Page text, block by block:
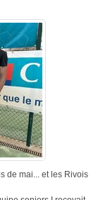
de mai... et les Rivois